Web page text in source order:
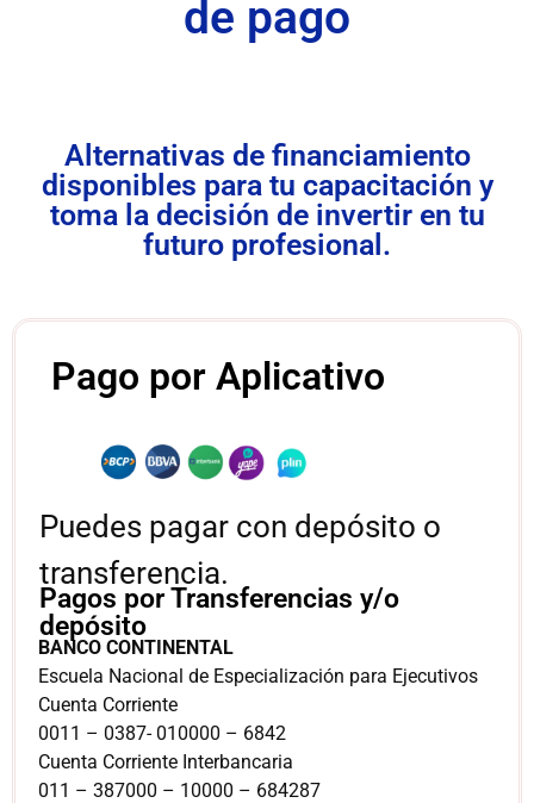
de pago
Alternativas de financiamiento
disponibles para tu capacitación y
toma la decisión de invertir en tu
futuro profesional.
Pago por Aplicativo
Puedes pagar con depósito o
transferencia.
BANCO CONTINENTAL
Escuela Nacional de Especialización para Ejecutivos
Cuenta Corriente
0011 – 0387- 010000 – 6842
Cuenta Corriente Interbancaria
011 – 387000 – 10000 – 684287
Pagos por Transferencias y/o
depósito